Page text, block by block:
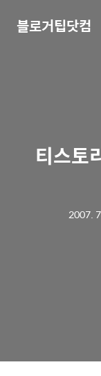
블로거팁닷컴
티스토
2007.